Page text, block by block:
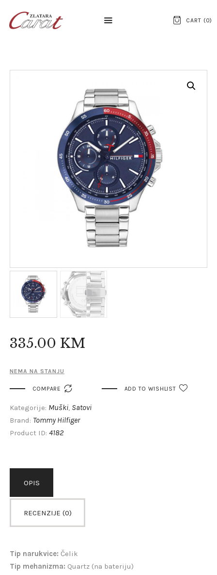
CART (0)
NASLOVNA
O NAMA
KONTAKT
SATOVI
SREBRNI NAKIT
ZLATNI NAKIT
335.00 KM
NEMA NA STANJU
COMPARE  ADD TO WISHLIST
Kategorije: Muški, Satovi
Brand: Tommy Hilfiger
Product ID: 4182
OPIS
RECENZIJE (0)
Tip narukvice: Čelik
Tip mehanizma: Quartz (na bateriju)